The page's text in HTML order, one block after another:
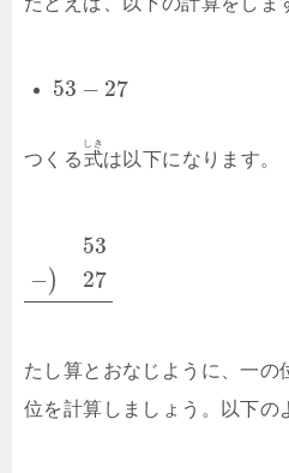
53 − 27
つくる式
しき
は以下になります。
−)
53
27
たし算とおなじように、一の
位を計算しましょう。以下の